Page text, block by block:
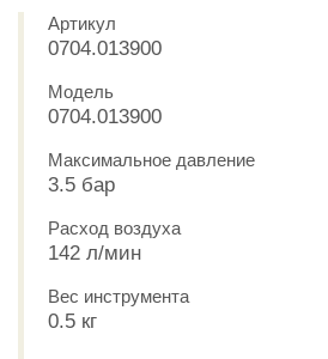
Артикул
0704.013900
Модель
0704.013900
Максимальное давление
3.5 бар
Расход воздуха
142 л/мин
Вес инструмента
0.5 кг